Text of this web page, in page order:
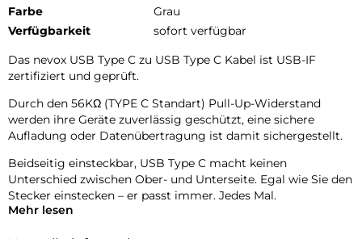
Farbe
Grau
Verfügbarkeit
sofort verfügbar
Das nevox USB Type C zu USB Type C Kabel ist USB-IF
zertifiziert und geprüft.
Durch den 56KΩ (TYPE C Standart) Pull-Up-Widerstand
werden ihre Geräte zuverlässig geschützt, eine sichere
Aufladung oder Datenübertragung ist damit sichergestellt.
Beidseitig einsteckbar, USB Type C macht keinen
Unterschied zwischen Ober- und Unterseite. Egal wie Sie den
Stecker einstecken – er passt immer. Jedes Mal.
Mehr lesen